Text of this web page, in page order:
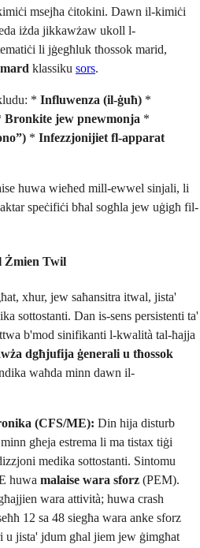
msejħa ċitokini. Dawn il-kimiċi
iżda jikkawżaw ukoll l-
li jġegħluk tħossok marid,
klassiku sors.
* Influwenza (il-ġuħ) *
Bronkite jew pnewmonja *
* Infezzjonijiet fl-apparat
huwa wieħed mill-ewwel sinjali, li
speċifiċi bħal sogħla jew uġigħ fil-
Żmien Twil
xhur, jew saħansitra itwal, jista'
sottostanti. Dan is-sens persistenti ta'
b'mod sinifikanti l-kwalità tal-ħajja
dgħjufija ġenerali u tħossok
waħda minn dawn il-
(CFS/ME): Din hija disturb
għeja estrema li ma tistax tiġi
medika sottostanti. Sintomu
huwa malaise wara sforz (PEM).
wara attività; huwa crash
12 sa 48 siegħa wara anke sforz
jista' jdum għal jiem jew ġimgħat